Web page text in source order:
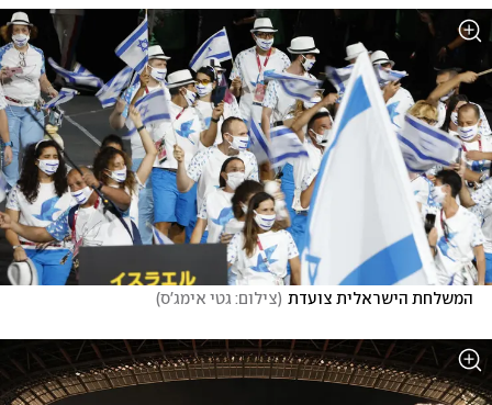
המשלחת הישראלית צועדת (צילום: גטי אימג'ס)